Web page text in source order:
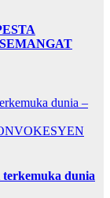
terkemuka dunia